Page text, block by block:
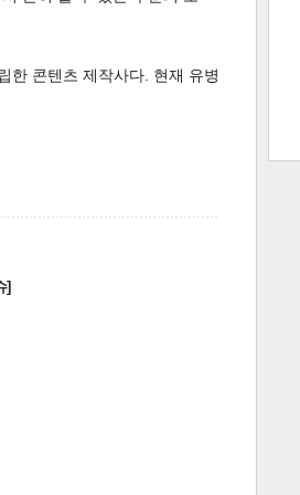
한 콘텐츠 제작사다. 현재 유병
]